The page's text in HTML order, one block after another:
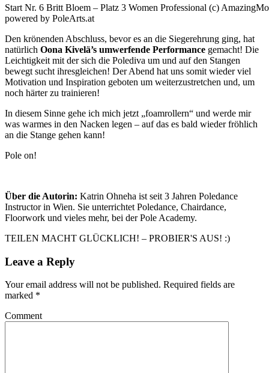
Start Nr. 6 Britt Bloem – Platz 3 Women Professional (c)
powered by PoleArts.at
Den krönenden Abschluss, bevor es an die Siegerehrung ging, hat
natürlich Oona Kivelä’s umwerfende Performance gemacht! Die
Leichtigkeit mit der sich die Polediva um und auf den Stangen
bewegt sucht ihresgleichen! Der Abend hat uns somit wieder viel
Motivation und Inspiration geboten um weiterzustretchen und, um
noch härter zu trainieren!
In diesem Sinne gehe ich mich jetzt „foamrollern“ und werde mir
was warmes in den Nacken legen – auf das es bald wieder fröhlich
an die Stange gehen kann!
Pole on!
Über die Autorin: Katrin Ohneha ist seit 3 Jahren Poledance
Instructor in Wien. Sie unterrichtet Poledance, Chairdance,
Floorwork und vieles mehr, bei der Pole Academy.
TEILEN MACHT GLÜCKLICH! – PROBIER'S AUS! :)
Leave a Reply
Your email address will not be published. Required fields are
marked *
Comment